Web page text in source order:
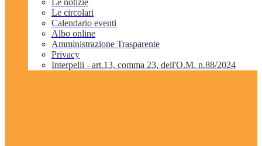
Le notizie
Le circolari
Calendario eventi
Albo online
Amministrazione Trasparente
Privacy
Interpelli - art.13, comma 23, dell'O.M. n.88/2024